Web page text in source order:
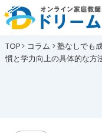
TOP コラム
塾なしでも
慣と学力向上の具体的な方